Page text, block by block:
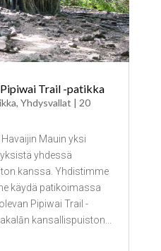
Trail -patikka
, Yhdysvallat | 20
Mauin yksi
yhdessä
kanssa. Yhdistimme
käydä patikoimassa
Pipiwai Trail -
kansallispuiston...